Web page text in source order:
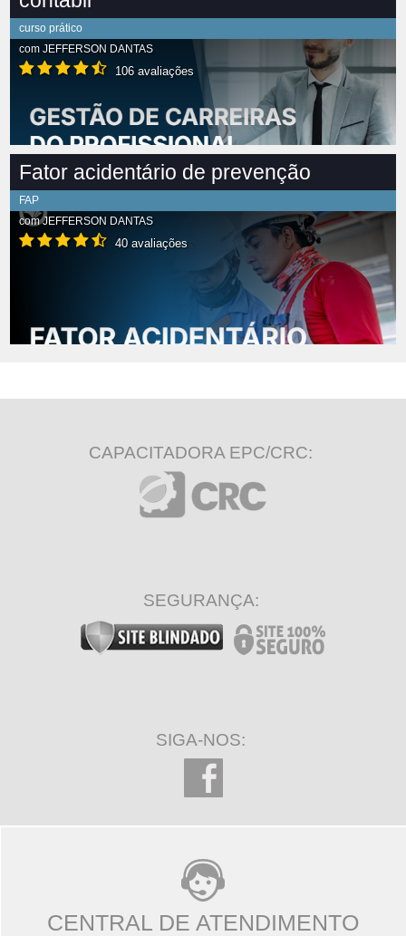
curso prático
com JEFFERSON DANTAS
106 avaliações
Fator acidentário de prevenção
FAP
comJEFFERSON DANTAS
40 avaliações
CAPACITADORA EPC/CRC:
SEGURANÇA:
SIGA-NOS:
CENTRAL DE ATENDIMENTO